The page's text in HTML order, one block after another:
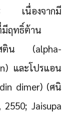
ะ เนื่องจากมี
มีฤทธิ์ต้าน
ติน (alpha-
และโปรแอน
dimer) (ศนิ
Jaisupa